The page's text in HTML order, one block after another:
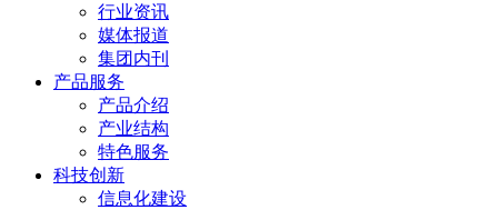
行业资讯
媒体报道
集团内刊
产品服务
产品介绍
产业结构
特色服务
科技创新
信息化建设